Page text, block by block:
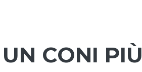
CONI PIÙ